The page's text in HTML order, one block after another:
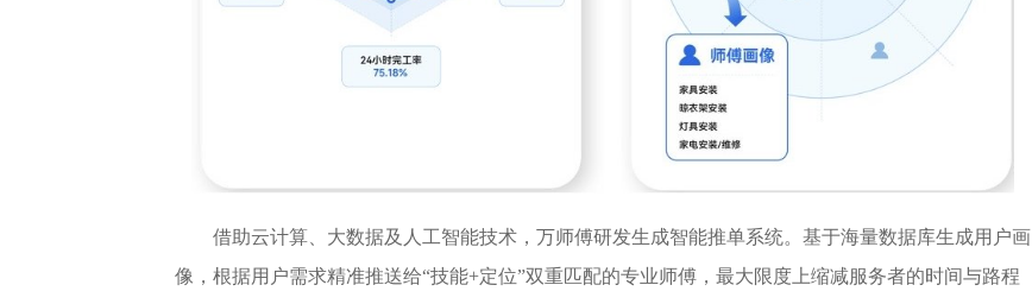
借助云计算、大数据及人工智能技术，万师傅研发生成智能推单系统。基于海量数据库生成用户画
像，根据用户需求精准推送给“技能+定位”双重匹配的专业师傅，最大限度上缩减服务者的时间与路程